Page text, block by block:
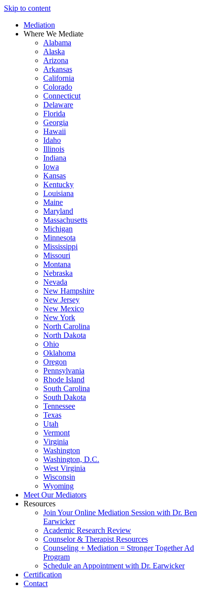
Skip to content
Mediation
Where We Mediate
Alabama
Alaska
Arizona
Arkansas
California
Colorado
Connecticut
Delaware
Florida
Georgia
Hawaii
Idaho
Illinois
Indiana
Iowa
Kansas
Kentucky
Louisiana
Maine
Maryland
Massachusetts
Michigan
Minnesota
Mississippi
Missouri
Montana
Nebraska
Nevada
New Hampshire
New Jersey
New Mexico
New York
North Carolina
North Dakota
Ohio
Oklahoma
Oregon
Pennsylvania
Rhode Island
South Carolina
South Dakota
Tennessee
Texas
Utah
Vermont
Virginia
Washington
Washington, D.C.
West Virginia
Wisconsin
Wyoming
Meet Our Mediators
Resources
Join Your Online Mediation Session with Dr. Ben
Earwicker
Academic Research Review
Counselor & Therapist Resources
Counseling + Mediation = Stronger Together Ad
Program
Schedule an Appointment with Dr. Earwicker
Certification
Contact